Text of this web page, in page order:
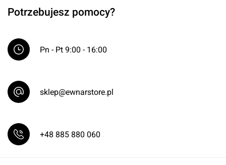
Potrzebujesz pomocy?
Pn - Pt 9:00 - 16:00
sklep@ewnarstore.pl
+48 885 880 060